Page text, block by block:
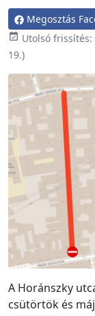
Megosztás
event_available Utolsó frissítés:
19.)
A Horánszky
csütörtök és